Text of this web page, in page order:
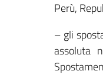
Perù,
– gli
assoluta